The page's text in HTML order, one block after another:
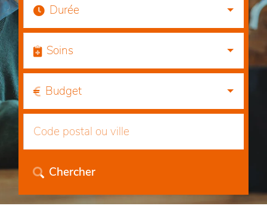
Durée
Soins
Budget
Chercher